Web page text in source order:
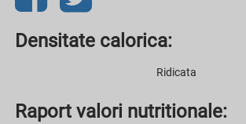
Densitate calorica:
Ridicata
Raport valori nutritionale: